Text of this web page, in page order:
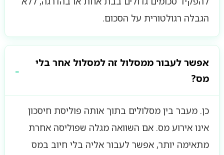
הגבלה רגולטורית על הסכום.
אפשר לעבור ממסלול זה למסלול אחר בלי
מס?
כן. מעבר בין מסלולים בתוך אותה פוליסת חיסכון
אינו אירוע מס. אם השוואה מגלה שפוליסה אחרת
מתאימה יותר, אפשר לעבור אליה בלי חיוב במס